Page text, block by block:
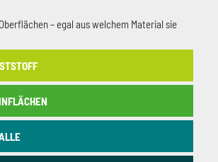
– egal aus welchem Material sie